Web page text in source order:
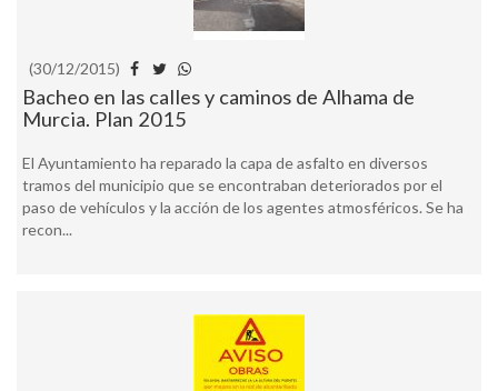
(30/12/2015)
Bacheo en las calles y caminos de Alhama de
Murcia. Plan 2015
El Ayuntamiento ha reparado la capa de asfalto en diversos
tramos del municipio que se encontraban deteriorados por el
paso de vehículos y la acción de los agentes atmosféricos. Se ha
recon...